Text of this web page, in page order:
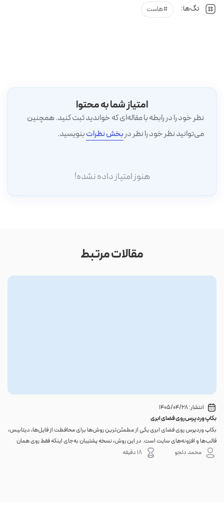
تگ‌ها: هاست
امتیاز شما به محتوا
نظر خود را در رابطه با مقاله‌ای که خواندید ثبت کنید. همچنین
می‌توانید نظر خود را نظر دربخش نظراتبنویسید.
هنوز امتیاز داده نشده!
مقالات مرتبط
انتشار:1405/04/28
بکاپ وردپرس روی فضای ابری
بکاپ وردپرس روی فضای ابری یکی از مطمئن‌ترین روش‌ها برای محافظت از فایل‌ها، دیتابیس،
قالب‌ها و افزونه‌های سایت است. در این روش، نسخه پشتیبان به‌جای اینکه فقط روی همان
هاست اصلی باقی بماند، به یک فضای جداگانه منتقل می‌شود؛ بنابراین خرابی سرور، هک
محمد دلجو 18 دقیقه